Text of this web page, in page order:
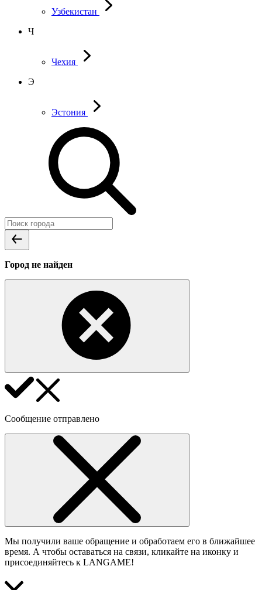
Узбекистан
Ч
Чехия
Э
Эстония
Город не найден
Сообщение отправлено
Мы получили ваше обращение и обработаем его в ближайшее
время. А чтобы оставаться на связи, кликайте на иконку и
присоединяйтесь к LANGAME!